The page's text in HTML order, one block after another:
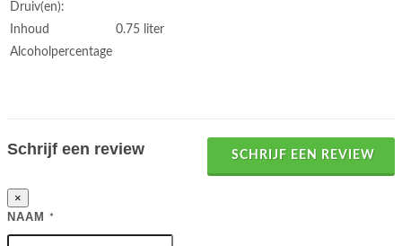
Druiv(en):
Inhoud
0.75 liter
Alcoholpercentage
SCHRIJF EEN REVIEW
Schrijf een review
×
NAAM
*